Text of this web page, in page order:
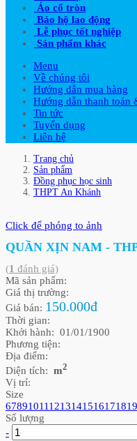
Áo cổ tròn
Bảo hộ lao động
Lễ phục tốt nghiệp
Sản phẩm khác
Menu
Về chúng tôi
Hướng dẫn mua hàng
Hướng dẫn thanh toán
Tin tức
Tuyển dụng
Liên hệ
Trang chủ
Sản phẩm
Đồng phục học sinh
THPT An Khánh
Click để phóng to ảnh
QUẦN XỊN NAM -
(1 đánh giá)
Mã sản phẩm:
Giá thị trường:
Giá bán: 150.000đ
Thời gian:
Khởi hành: 01/01/1900
Phương tiện:
Địa điểm:
Diện tích: m2
Vị trí:
Size
678910111213141516171819
Số lượng
-